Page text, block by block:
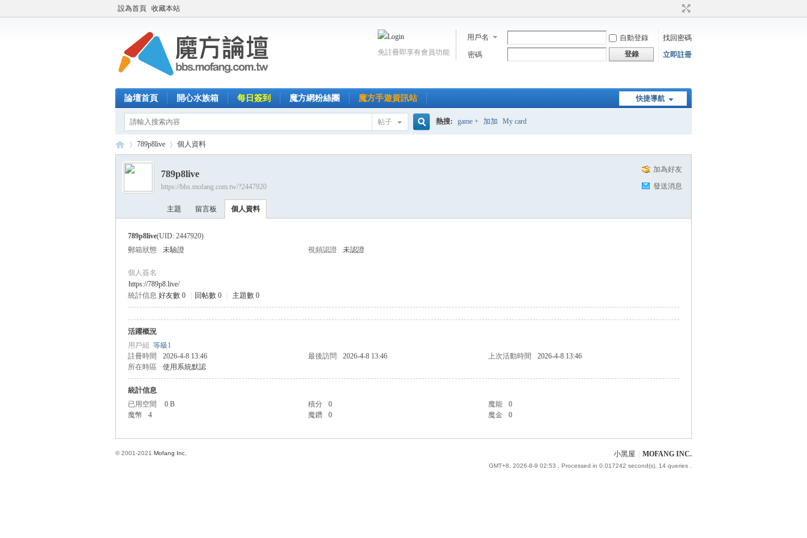
設為首頁 收藏本站
用戶名 自動登錄
找回密碼
密碼
登錄 立即註冊
免註冊即享有會員功能
快捷導航
論壇首頁 開心水族箱 每日簽到 魔方網粉絲團 魔方手遊資訊站
帖子 熱搜: game + 加加 My card
›
789p8live 個人資料
加為好友
發送消息
789p8live
https://bbs.mofang.com.tw/?2447920
主題 留言板 個人資料
789p8live(UID: 2447920)
郵箱狀態
未驗證 視頻認證 未認證
個人簽名
https://789p8.live/
統計信息 好友數 0 回帖數 0 主題數 0
活躍概況
用戶組 等級1
註冊時間
2026-4-8 13:46 最後訪問 2026-4-8 13:46 上次活動時間
2026-4-8 13:46
所在時區
使用系統默認
統計信息
已用空間
0 B 積分 0 魔能
0
魔幣
4 魔鑽 0 魔金 0
小黑屋 MOFANG INC.
GMT+8, 2026-8-9 02:53 , Processed in 0.017242 second(s), 14 queries .
© 2001-2021 Mofang Inc.